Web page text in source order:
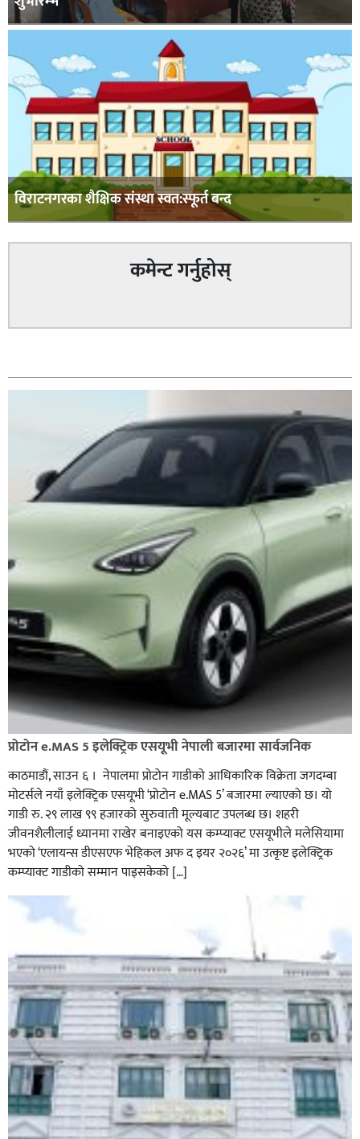
विराटनगरका शैक्षिक संस्था स्वत:स्फूर्त बन्द
कमेन्ट गर्नुहोस्
प्रोटोन e.MAS 5 इलेक्ट्रिक एसयूभी नेपाली बजारमा सार्वजनिक
काठमाडौं, साउन ६ । नेपालमा प्रोटोन गाडीको आधिकारिक विक्रेता जगदम्बा
मोटर्सले नयाँ इलेक्ट्रिक एसयूभी ‘प्रोटोन e.MAS 5’ बजारमा ल्याएको छ। यो
गाडी रु. २९ लाख ९९ हजारको सुरुवाती मूल्यबाट उपलब्ध छ। शहरी
जीवनशैलीलाई ध्यानमा राखेर बनाइएको यस कम्प्याक्ट एसयूभीले मलेसियामा
भएको ‘एलायन्स डीएसएफ भेहिकल अफ द इयर २०२६’ मा उत्कृष्ट इलेक्ट्रिक
कम्प्याक्ट गाडीको सम्मान पाइसकेको […]